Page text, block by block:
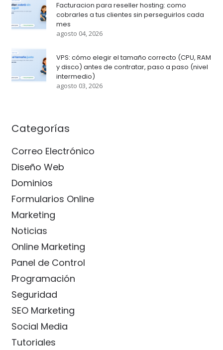
Facturacion para reseller hosting: como
cobrarles a tus clientes sin perseguirlos cada
mes
agosto 04, 2026
VPS: cómo elegir el tamaño correcto (CPU, RAM
y disco) antes de contratar, paso a paso (nivel
intermedio)
agosto 03, 2026
Categorías
Correo Electrónico
Diseño Web
Dominios
Formularios Online
Marketing
Noticias
Online Marketing
Panel de Control
Programación
Seguridad
SEO Marketing
Social Media
Tutoriales